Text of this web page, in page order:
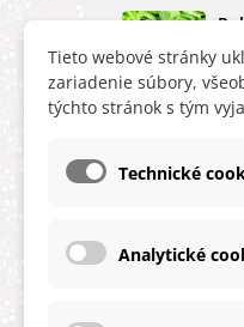
Tieto webové stránky
zariadenie súbory,
týchto stránok s tým
Technické
Analytické